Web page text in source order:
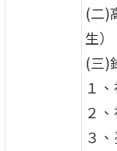
(二)
生）
(三)
１
２
３